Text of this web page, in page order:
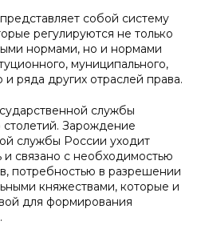
собой систему
регулируются не только
нормами, но и нормами
муниципального,
и ряда других отраслей права.
службы
столетий. Зарождение
службы России уходит
связано с необходимостью
потребностью в разрешении
княжествами, которые и
для формирования